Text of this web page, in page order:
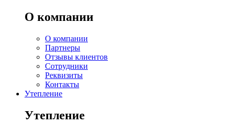
О компании
О компании
Партнеры
Отзывы клиентов
Сотрудники
Реквизиты
Контакты
Утепление
Утепление